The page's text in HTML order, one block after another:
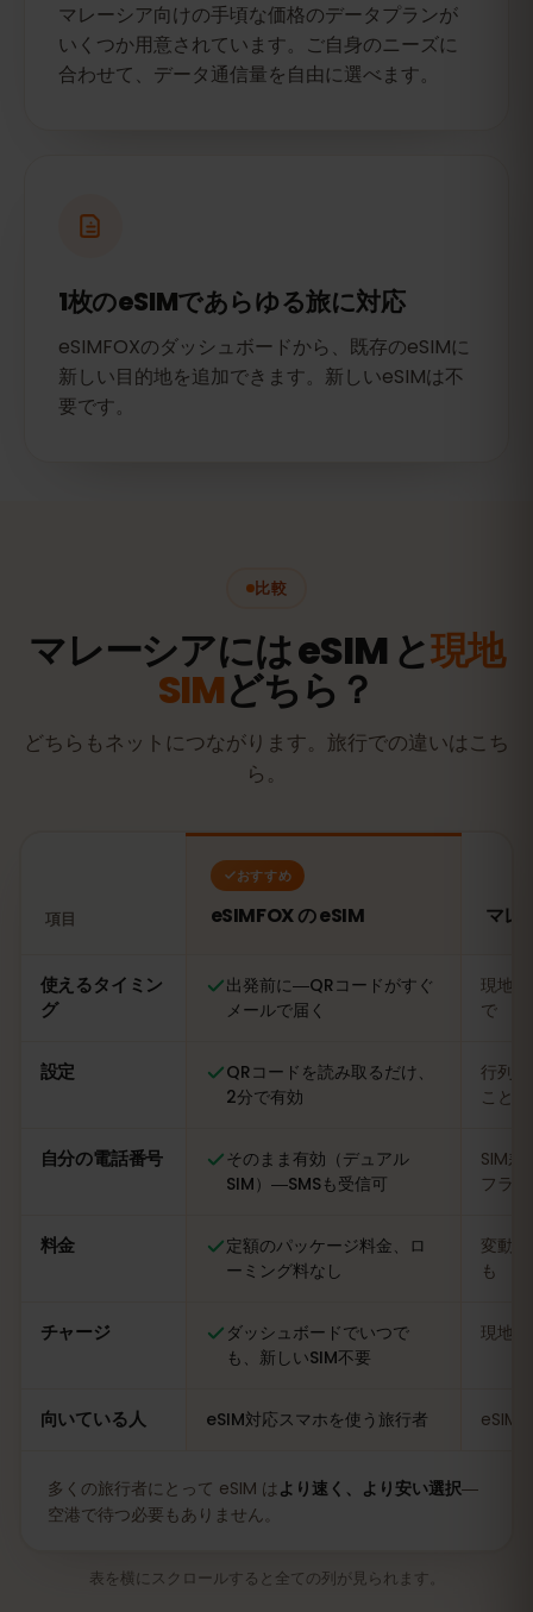
マレーシア向けの手頃な価格のデータプランが
いくつか用意されています。ご自身のニーズに
合わせて、データ通信量を自由に選べます。
1枚のeSIMであらゆる旅に対応
eSIMFOXのダッシュボードから、既存のeSIMに
新しい目的地を追加できます。新しいeSIMは不
要です。
比較
マレーシアには eSIM と現地
SIMどちら？
どちらもネットにつながります。旅行での違いはこち
ら。
項目
おすすめ
eSIMFOX の eSIM マレ
使えるタイミン
グ
出発前に―QRコードがすぐ
メールで届く
現地
で
設定
QRコードを読み取るだけ、
2分で有効
行列
ことも
自分の電話番号
そのまま有効（デュアル
SIM）―SMSも受信可
SIM
フラ
料金
定額のパッケージ料金、ロ
ーミング料なし
変動
も
チャージ
ダッシュボードでいつで
も、新しいSIM不要
現地
向いている人 eSIM対応スマホを使う旅行者 eSIM
多くの旅行者にとって eSIM は より速く、より安い選択―
空港で待つ必要もありません。
表を横にスクロールすると全ての列が見られます。